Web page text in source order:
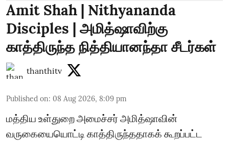
Amit Shah | Nithyananda
Disciples | அமித்ஷாவிற்கு
காத்திருந்த நித்தியானந்தா சீடர்கள்
thanthitv
Published on: 08 Aug 2026, 8:09 pm
மத்திய உள்துறை அமைச்சர் அமித்ஷாவின்
வருகையையொட்டி காத்திருந்ததாகக் கூறப்பட்ட